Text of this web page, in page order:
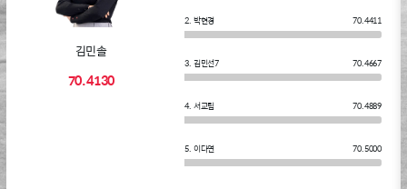
김민솔
70.4130
2. 박현경 70.4411
3. 김민선7 70.4667
4. 서교림 70.4889
5. 이다연 70.5000